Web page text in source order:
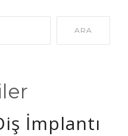
ARA
İmplantı